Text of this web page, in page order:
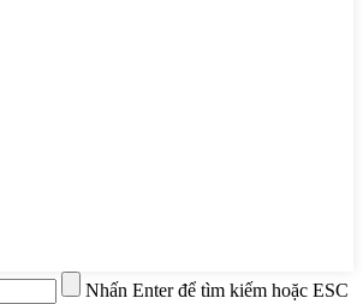
Nhấn Enter để tìm kiếm hoặc ESC